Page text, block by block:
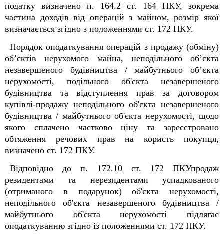
податку визначено п. 164.2 ст. 164 ПКУ, зокрема
частина доходів від операцій з майном, розмір якої
визначається згідно з положеннями ст. 172 ПКУ.
Порядок оподаткування операцій з продажу (обміну)
об’єктів нерухомого майна, неподільного об’єкта
незавершеного будівництва / майбутнього об’єкта
нерухомості, подільного об'єкта незавершеного
будівництва та відступлення прав за договором
купівлі-продажу неподільного об'єкта незавершеного
будівництва / майбутнього об'єкта нерухомості, щодо
якого сплачено частково ціну та зареєстровано
обтяження речових прав на користь покупця,
визначено ст. 172 ПКУ.
Відповідно до п. 172.10 ст. 172 ПКУпродаж
резидентами та нерезидентами успадкованого
(отриманого в подарунок) об'єкта нерухомості,
неподільного об'єкта незавершеного будівництва /
майбутнього об'єкта нерухомості підлягає
оподаткуванню згідно із положеннями ст. 172 ПКУ.